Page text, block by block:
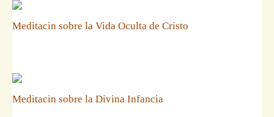
Meditacin sobre la Vida Oculta de Cristo
Meditacin sobre la Divina Infancia